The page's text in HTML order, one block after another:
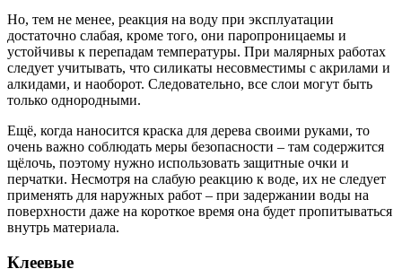
Но, тем не менее, реакция на воду при эксплуатации
достаточно слабая, кроме того, они паропроницаемы и
устойчивы к перепадам температуры. При малярных работах
следует учитывать, что силикаты несовместимы с акрилами и
алкидами, и наоборот. Следовательно, все слои могут быть
только однородными.
Ещё, когда наносится краска для дерева своими руками, то
очень важно соблюдать меры безопасности – там содержится
щёлочь, поэтому нужно использовать защитные очки и
перчатки. Несмотря на слабую реакцию к воде, их не следует
применять для наружных работ – при задержании воды на
поверхности даже на короткое время она будет пропитываться
внутрь материала.
Клеевые